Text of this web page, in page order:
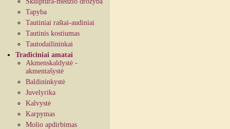
Tapyba
Tautiniai raštai-audiniai
Tautinis kostiumas
Tautodailininkai
Tradiciniai amatai
Akmenskaldystė -
akmentašystė
Baldininkystė
Juvelyrika
Kalvystė
Karpymas
Molio apdirbimas